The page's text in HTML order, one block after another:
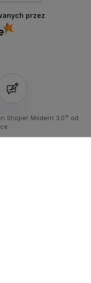
przez
Shoper Modern 3.0™ od